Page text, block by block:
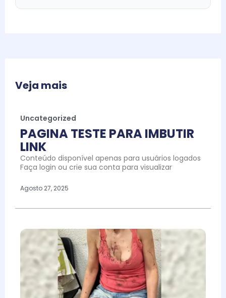
Veja mais
Uncategorized
PAGINA TESTE PARA IMBUTIR
LINK
Conteúdo disponível apenas para usuários logados
Faça login ou crie sua conta para visualizar
Agosto 27, 2025